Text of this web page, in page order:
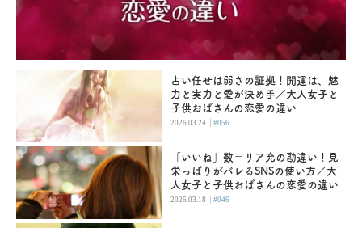
占い任せは弱さの証拠！開運は、魅
力と実力と愛が決め手／大人女子と
子供おばさんの恋愛の違い
2026.03.24 |#056
「いいね」数＝リア充の勘違い！見
栄っぱりがバレるSNSの使い方／大
人女子と子供おばさんの恋愛の違い
2026.03.18 |#046